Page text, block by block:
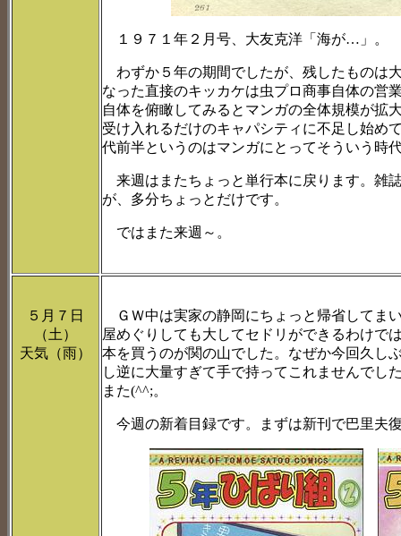
１９７１年２月号、大友克洋「海が…」。
わずか５年の期間でしたが、残したものは
なった直接のキッカケは虫プロ商事自体の営
自体を俯瞰してみるとマンガの全体規模が拡
受け入れるだけのキャパシティに不足し始め
代前半というのはマンガにとってそういう時
来週はまたちょっと単行本に戻ります。雑
が、多分ちょっとだけです。
ではまた来週～。
５月７日
（土）
天気（雨）
ＧＷ中は実家の静岡にちょっと帰省してま
屋めぐりしても大してセドリができるわけで
本を買うのが関の山でした。なぜか今回久し
し逆に大量すぎて手で持ってこれませんでし
また(^^;。
今週の新着目録です。まずは新刊で巴里夫